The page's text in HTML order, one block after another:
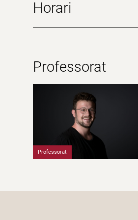
Horari
Professorat
Professorat